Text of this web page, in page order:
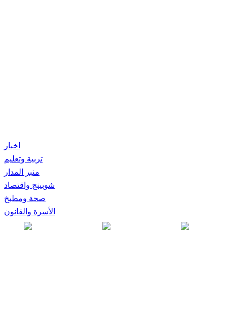
اخبار
تربية وتعليم
منبر المدار
شوبينج واقتصاد
صحة ومطبخ
الأسرة والقانون